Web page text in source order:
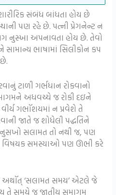
સંબંધ બાંધતા હોય છે
પણ રહે છે. પત્ની પ્રેગનેન્ટ ન
નુસ્ખા અપનાવતા હોય છે. તેવો
ભાષામાં સિલીકોન કપ
ટાળી ગર્ભધાન રોકવાનો
અધવચ્ચે જ રોકી દઇને
ગભૉશયમાં ન પ્રવેશે તે
જાતે જ શોધેલી પદ્ધતિને
સલામત તો નથી જ, પણ
વિષયક સમસ્યાઓ પણ ઊભી કરે
અથૉત્ ‘સલામત સમય’ એટલે જે
તે સમયે જ જાતીય સમાગમ